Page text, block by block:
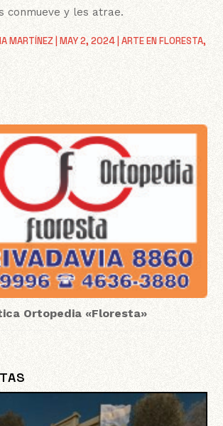
MARTÍNEZ |MAY 2, 2024 |ARTE EN FLORESTA,
conmueve y les atrae.
Ortopedia «Floresta»